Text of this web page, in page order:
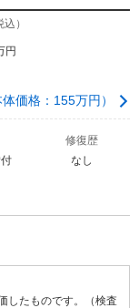
）
円
価格：155万円）
修復歴
なし
したものです。（検査